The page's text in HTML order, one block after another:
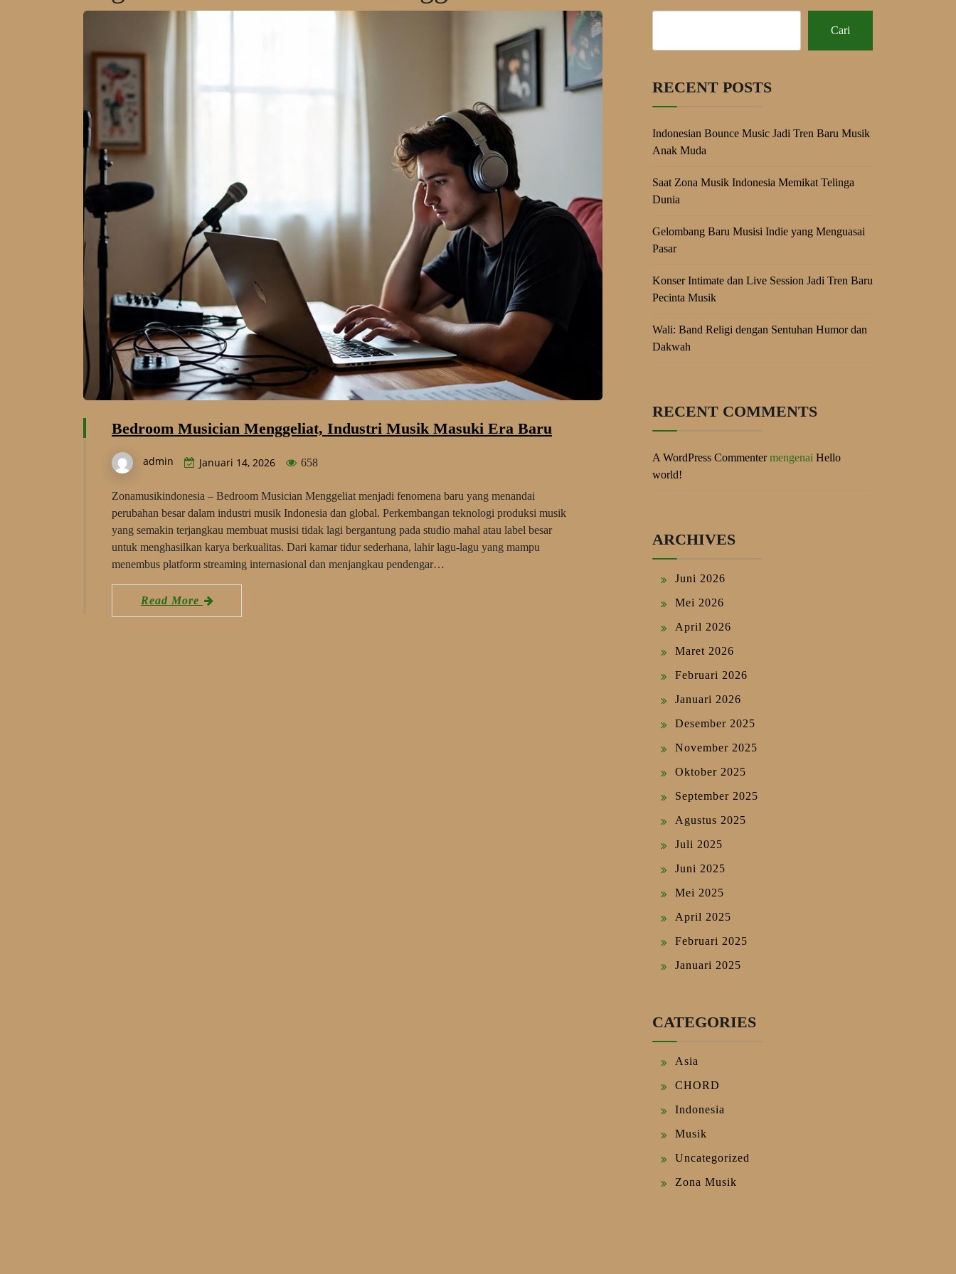
Bedroom Musician Menggeliat, Industri Musik Masuki Era Baru
admin Januari 14, 2026 658
Zonamusikindonesia – Bedroom Musician Menggeliat menjadi fenomena baru yang menandai
perubahan besar dalam industri musik Indonesia dan global. Perkembangan teknologi produksi musik
yang semakin terjangkau membuat musisi tidak lagi bergantung pada studio mahal atau label besar
untuk menghasilkan karya berkualitas. Dari kamar tidur sederhana, lahir lagu-lagu yang mampu
menembus platform streaming internasional dan menjangkau pendengar…
Read More
Cari
RECENT POSTS
Indonesian Bounce Music Jadi Tren Baru Musik
Anak Muda
Saat Zona Musik Indonesia Memikat Telinga
Dunia
Gelombang Baru Musisi Indie yang Menguasai
Pasar
Konser Intimate dan Live Session Jadi Tren Baru
Pecinta Musik
Wali: Band Religi dengan Sentuhan Humor dan
Dakwah
RECENT COMMENTS
A WordPress Commentermengenai Hello
world!
ARCHIVES
Juni 2026
Mei 2026
April 2026
Maret 2026
Februari 2026
Januari 2026
Desember 2025
November 2025
Oktober 2025
September 2025
Agustus 2025
Juli 2025
Juni 2025
Mei 2025
April 2025
Februari 2025
Januari 2025
CATEGORIES
Asia
CHORD
Indonesia
Musik
Uncategorized
Zona Musik